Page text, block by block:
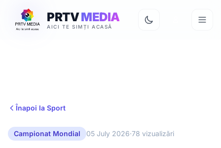
PRTVMEDIA
AICI TE SIMȚI ACASĂ
Înapoi la Sport
Campionat Mondial 05 July 2026·78 vizualizări